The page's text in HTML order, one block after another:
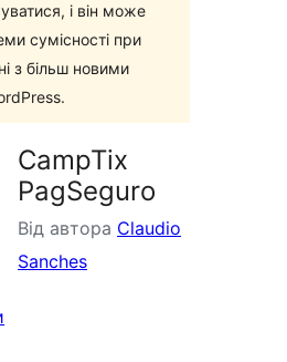
і він може
сумісності при
з більш новими
CampTix
PagSeguro
Від автора Claudio
Sanches